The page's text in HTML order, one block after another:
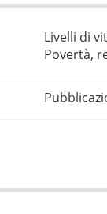
Livelli di
Povertà,